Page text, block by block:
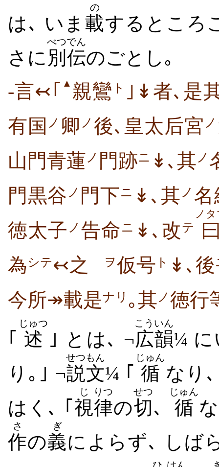
は､ いま 載
の
するところ
さに 別伝
べつでん
のごとし｡
-言↢｢ ▲ 親鸞 ト
｣↡者､是
有国 ノ 卿 ノ 後､皇太后宮 ノ
山門青蓮 ノ 門跡ニ ↡､其 ノ
門黒谷 ノ 門下ニ ↡､其 ノ 名
徳太子 ノ 告命ニ ↡､改テ
ノ
為シテ↢之 ヲ仮号 ト ↡､後
今所↠載是ナリ ｡其 ノ 徳行
｢ 述
じゅつ
｣ とは､ ¬広韻
こういん
¼ に
り｡｣ ¬説文
せつもん
¼ ｢ 循
じゅん
なり
はく､ ｢ 視
じ
律
りつ
の切
せつ
､ 循
じゅん
作
さ
の義
ぎ
によらず､ しば